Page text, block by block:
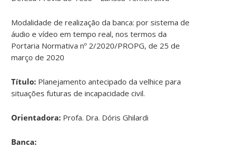
Modalidade de realização da banca: por sistema de
áudio e vídeo em tempo real, nos termos da
Portaria Normativa nº 2/2020/PROPG, de 25 de
março de 2020
Título: Planejamento antecipado da velhice para
situações futuras de incapacidade civil.
Orientadora: Profa. Dra. Dóris Ghilardi
Banca: